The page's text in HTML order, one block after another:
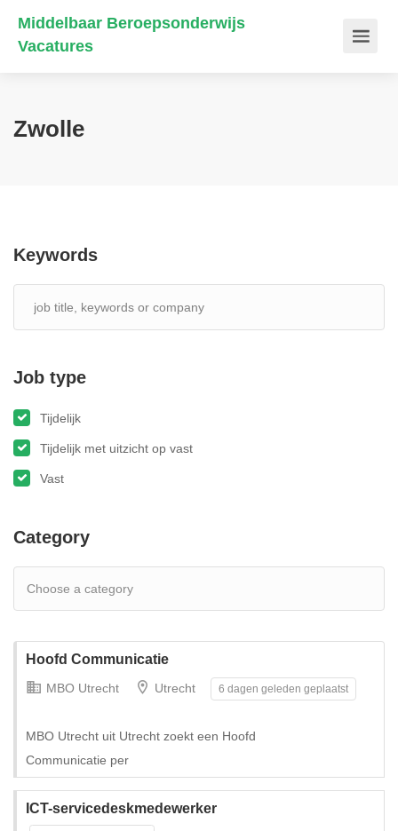
Middelbaar Beroepsonderwijs
Vacatures
Zwolle
Keywords
Job type
Tijdelijk
Tijdelijk met uitzicht op vast
Vast
Category
Hoofd Communicatie
MBO Utrecht Utrecht 6 dagen geleden geplaatst
MBO Utrecht uit Utrecht zoekt een Hoofd
Communicatie per
ICT-servicedeskmedewerker